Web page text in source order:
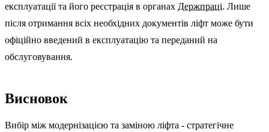
експлуатації та його реєстрація в органах Держпраці. Лише
після отримання всіх необхідних документів ліфт може бути
офіційно введений в експлуатацію та переданий на
обслуговування.
Висновок
Вибір між модернізацією та заміною ліфта - стратегічне